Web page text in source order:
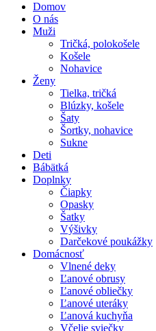
Domov
O nás
Muži
Tričká, polokošele
Košele
Nohavice
Ženy
Tielka, tričká
Blúzky, košele
Šaty
Šortky, nohavice
Sukne
Deti
Bábätká
Doplnky
Čiapky
Opasky
Šatky
Výšivky
Darčekové poukážky
Domácnosť
Vlnené deky
Ľanové obrusy
Ľanové obliečky
Ľanové uteráky
Ľanová kuchyňa
Včelie sviečky